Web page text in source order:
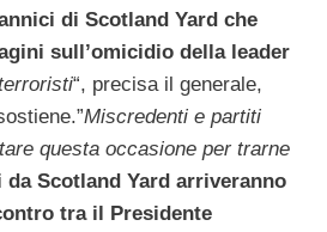
di Scotland Yard che
sull’omicidio della leader
“, precisa il generale,
Miscredenti e partiti
questa occasione per trarne
Scotland Yard arriveranno
tra il Presidente